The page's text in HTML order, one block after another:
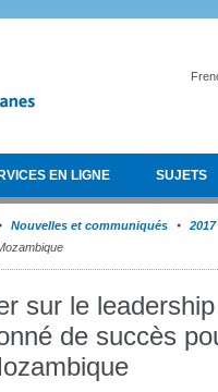
EN LIGNE SUJETS
Nouvelles et communiqués 2017
sur le
de succès